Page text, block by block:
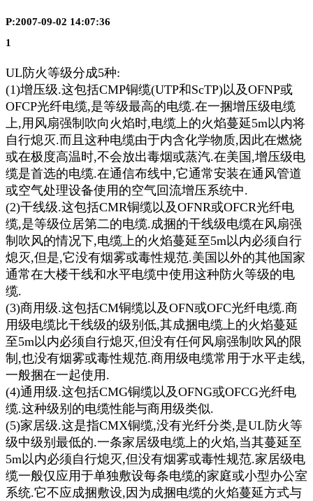
P:2007-09-02 14:07:36
1
UL防火等级分成5种:
(1)增压级.这包括CMP铜缆(UTP和ScTP)以及OFNP或
OFCP光纤电缆,是等级最高的电缆.在一捆增压级电缆
上,用风扇强制吹向火焰时,电缆上的火焰蔓延5m以内将
自行熄灭.而且这种电缆由于内含化学物质,因此在燃烧
或在极度高温时,不会放出毒烟或蒸汽.在美国,增压级电
缆是首选的电缆.在通信布线中,它通常安装在通风管道
或空气处理设备使用的空气回流增压系统中.
(2)干线级.这包括CMR铜缆以及OFNR或OFCR光纤电
缆,是等级位居第二的电缆.成捆的干线级电缆在风扇强
制吹风的情况下,电缆上的火焰蔓延至5m以内必须自行
熄灭,但是,它没有烟雾或毒性规范.美国以外的其他国家
通常在大楼干线和水平电缆中使用这种防火等级的电
缆.
(3)商用级.这包括CM铜缆以及OFN或OFC光纤电缆.商
用级电缆比干线级的级别低,其成捆电缆上的火焰蔓延
至5m以内必须自行熄灭,但没有任何风扇强制吹风的限
制,也没有烟雾或毒性规范.商用级电缆常用于水平走线,
一般捆在一起使用.
(4)通用级.这包括CMG铜缆以及OFNG或OFCG光纤电
缆.这种级别的电缆性能与商用级类似.
(5)家居级.这是指CMX铜缆,没有光纤分类,是UL防火等
级中级别最低的.一条家居级电缆上的火焰,当其蔓延至
5m以内必须自行熄灭,但没有烟雾或毒性规范.家居级电
缆一般仅应用于单独敷设每条电缆的家庭或小型办公室
系统.它不应成捆敷设,因为成捆电缆的火焰蔓延方式与